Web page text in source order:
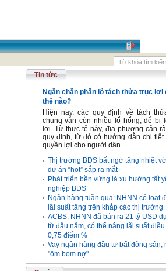
Tin tức
Ngăn chặn phân lô tách thửa trục lợi
thế nào?
Hiện nay, các quy định về tách
chung vẫn còn nhiều lổ hổng, dễ bị
lợi. Từ thực tế này, địa phương cần
quy định, từ đó có hướng dẫn chi tiết
quyền lợi cho người dân.
Thị trường BĐS bất ngờ tăng nhiệt
dự án “hot” sắp ra mắt
Phát triển bền vững là xu hướng tất
nghiệp BĐS
Ngân hàng tuần qua: NHNN có loạt
lãi suất tăng trên khắp các thị trường
ACBS: NHNN đã bán ra 21 tỷ USD
từ đầu năm, có thể nâng lãi suất
0,75 điểm %
Vay ngân hàng đầu tư bất động sản,
"ôm bom nợ"